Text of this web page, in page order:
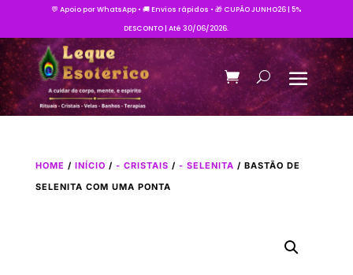
💬 Apoio por WhatsApp • 🚚 Envios rápidos • 🎁 CUPÃO JUNHO26 | 5%
DESCONTO | Até 30/06/2026.
HOME / INÍCIO / - CRISTAIS / - SELENITA / BASTÃO DE
SELENITA COM UMA PONTA